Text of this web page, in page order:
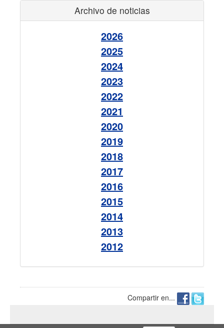
Archivo de noticias
2026
2025
2024
2023
2022
2021
2020
2019
2018
2017
2016
2015
2014
2013
2012
Compartir en...